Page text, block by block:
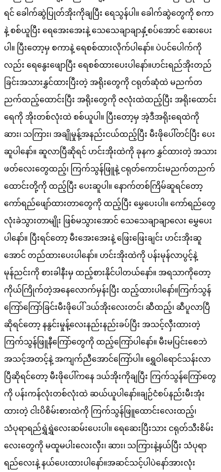
ရင် ခေါက်ဆွဲပြုတ်အိုးကိုချပြီး ရေသွန်ပါ။ ခေါက်ဆွဲတွေကို စကာ
နဲ့ စစ်ယူပြီး ရေအေးအေးနဲ့ သေသေချာချာနှံ့စပ်အောင် ဆေးပေး
ပါ။ ပြီးတော့မှ စကာနဲ့ ရေစစ်ထားလိုက်ပါနော်။ ပဲပင်ပေါက်ကို
လည်း ရေနွေးဖျောပြီး ရေစစ်ထားပေးပါနော်။ဟင်းရည်အိုးတည်
ခြင်းအသားနွှင်ထားပြီးတဲ့ အရိုးတွေကို ငရုတ်ဆုံထဲ မညက်တ
ညက်ထည့်ထောင်းပြီး အရိုးတွေကို ဇလုံးထဲထည့်ပြီး အရိုးထောင်း
ရေကို အိုးတစ်လုံးထဲ စစ်ယူပါ။ ပြီးတော့မှ အဲ့ဒီအရိုးရေထဲကို
ဆား၊ သကြား၊ အချိုမှုန့်အနည်းငယ်ထည့်ပြီး မီးဖိုပေါ်တင်ပြီး ပေး
ဆူပါနော်။ ဆူလာပြီဆိုရင် ဟင်းအိုးထဲကို ခုနက နွှင်ထားတဲ့ အသား
ဖတ်လေးတွေထည့်၊ ကြက်သွန်ဖြူနဲ့ ငရုတ်ကောင်းမညက်တညက်
ထောင်းတို့ကို ထည့်ပြီး ပေးဆူပါ။ နောက်တစ်ကြိမ်ဆူရင်တော့
ကော်ရည်ဖျော်ထားတာတွေကို ထည့်ပြီး မွှေပေးပါ။ ကော်ရည်တွေ
လုံးခဲသွားတာမျိုး ဖြစ်မသွားအောင် သေသေချာချာလေး မွှေပေး
ပါနော်။ ပြီးရင်တော့ မီးအေးအေးနဲ့ ဖြေးဖြေးချင်း ဟင်းအိုးဆူ
အောင် တည်ထားပေးပါနော်။ ဟင်းအိုးထဲကို ပန်းမုန်လာပွင့်နဲ့
မုန်ညင်းကို စားခါနီးမှ ထည့်စားနိုင်ပါတယ်နော်။ အရသာကိုတော့
ကိုယ်ကြိုက်တဲ့အနေလောက်မှန်းပြီး ထည့်ထားပါနော်။ကြက်သွန်
ကြော်ကြော်ခြင်းမီးဖိုပေါ် ဒယ်အိုးလေးတင်၊ ဆီထည့်၊ ဆီပူလာပြီ
ဆိုရင်တော့ နနွင်းမှုန့်လေးနည်းနည်းခပ်ပြီး အသင့်လှီးထားတဲ့
ကြက်သွန်ဖြူနီကြော်တွေကို ထည့်ကြော်ပါနော်။ မီးမပြင်းစေဘဲ
အသင့်အတင့်နဲ့ အကျက်ညီအောင်ကြော်ပါ။ ရွှေဝါရောင်သန်းလာ
ပြီဆိုရင်တော့ မီးဖိုပေါ်ကနေ ဒယ်အိုးကိုချပြီး ကြက်သွန်ကြော်တွေ
ကို ပန်းကန်လုံးတစ်လုံးထဲ ဆယ်ယူပါနော်။ချဉ်ငံစပ်နည်းမီးအုံး
ထားတဲ့ ငါးပိစိမ်းစားထဲကို ကြက်သွန်ဖြူထောင်းလေးထည့်၊
သံပုရာရည်ရွှဲရွှဲလေးဆမ်းပေးပါ။ ရေဆေးပြီးသား ငရုတ်သီးစိမ်း
လေးတွေကို မထူမပါးလေးလှီး၊ ဆား၊ သကြားနဲ့နယ်ပြီး သံပုရာ
ရည်လေးနဲ့ နယ်ပေးထားပါနော်။အဆင်သင့်ပါပဲနော်အားလုံး